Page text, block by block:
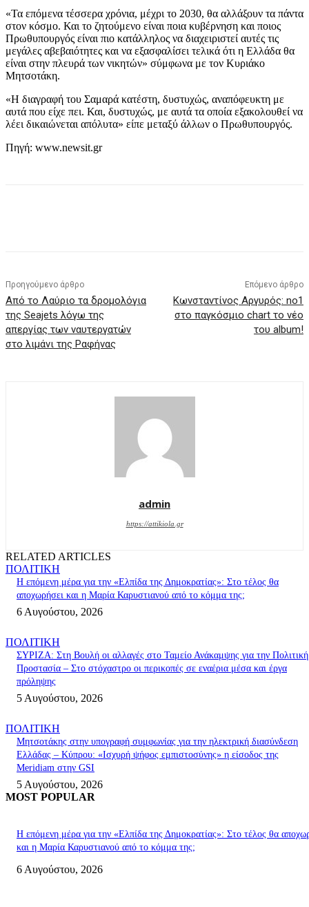
«Τα επόμενα τέσσερα χρόνια, μέχρι το 2030, θα αλλάξουν τα πάντα
στον κόσμο. Και το ζητούμενο είναι ποια κυβέρνηση και ποιος
Πρωθυπουργός είναι πιο κατάλληλος να διαχειριστεί αυτές τις
μεγάλες αβεβαιότητες και να εξασφαλίσει τελικά ότι η Ελλάδα θα
είναι στην πλευρά των νικητών» σύμφωνα με τον Κυριάκο
Μητσοτάκη.
«Η διαγραφή του Σαμαρά κατέστη, δυστυχώς, αναπόφευκτη με
αυτά που είχε πει. Και, δυστυχώς, με αυτά τα οποία εξακολουθεί να
λέει δικαιώνεται απόλυτα» είπε μεταξύ άλλων ο Πρωθυπουργός.
Πηγή: www.newsit.gr
Προηγούμενο άρθρο
Από το Λαύριο τα δρομολόγια
της Seajets λόγω της
απεργίας των ναυτεργατών
στο λιμάνι της Ραφήνας
Επόμενο άρθρο
Κωνσταντίνος Αργυρός: no1
στο παγκόσμιο chart το νέο
του album!
admin
https://attikiola.gr
RELATED ARTICLES
ΠΟΛΙΤΙΚΗ
Η επόμενη μέρα για την «Ελπίδα της Δημοκρατίας»: Στο τέλος θα
αποχωρήσει και η Μαρία Καρυστιανού από το κόμμα της;
6 Αυγούστου, 2026
ΠΟΛΙΤΙΚΗ
ΣΥΡΙΖΑ: Στη Βουλή οι αλλαγές στο Ταμείο Ανάκαμψης για την Πολιτική
Προστασία – Στο στόχαστρο οι περικοπές σε εναέρια μέσα και έργα
πρόληψης
5 Αυγούστου, 2026
ΠΟΛΙΤΙΚΗ
Μητσοτάκης στην υπογραφή συμφωνίας για την ηλεκτρική διασύνδεση
Ελλάδας – Κύπρου: «Ισχυρή ψήφος εμπιστοσύνης» η είσοδος της
Meridiam στην GSI
5 Αυγούστου, 2026
MOST POPULAR
Η επόμενη μέρα για την «Ελπίδα της Δημοκρατίας»: Στο τέλος θα
και η Μαρία Καρυστιανού από το κόμμα της;
6 Αυγούστου, 2026